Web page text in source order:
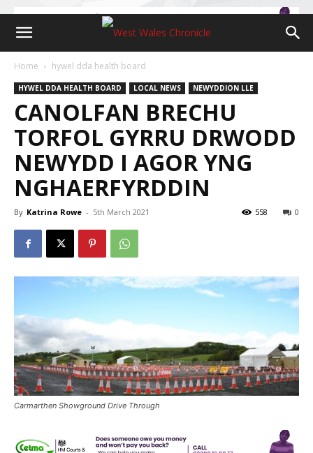
Home hywel dda health board
HYWEL DDA HEALTH BOARD LOCAL NEWS NEWYDDION LLE
CANOLFAN BRECHU
TORFOL GYRRU DRWODD
NEWYDD I AGOR YNG
NGHAERFYRDDIN
By Katrina Rowe - 5th March 2021 0
558
Carmarthen Showground Drive Through